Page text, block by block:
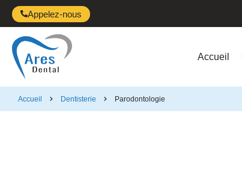
Appelez-nous
Accueil
Accueil Dentisterie Parodontologie